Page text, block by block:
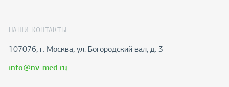
НАШИ КОНТАКТЫ
107076, г. Москва, ул. Богородский вал, д. 3
info@nv-med.ru